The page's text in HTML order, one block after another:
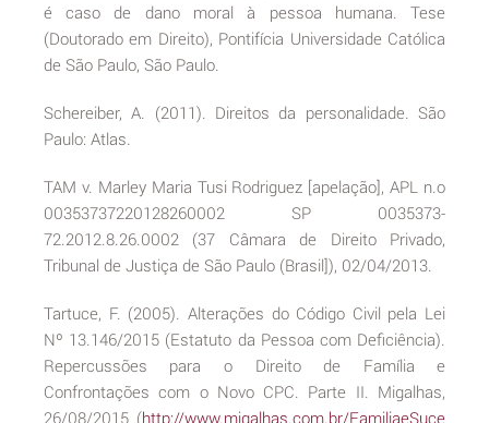
é caso de dano moral à pessoa humana. Tese
(Doutorado em Direito), Pontifícia Universidade Católica
de São Paulo, São Paulo.
Schereiber, A. (2011). Direitos da personalidade. São
Paulo: Atlas.
TAM v. Marley Maria Tusi Rodriguez [apelação], APL n.o
00353737220128260002 SP 0035373-
72.2012.8.26.0002 (37 Câmara de Direito Privado,
Tribunal de Justiça de São Paulo (Brasil]), 02/04/2013.
Tartuce, F. (2005). Alterações do Código Civil pela Lei
Nº 13.146/2015 (Estatuto da Pessoa com Deficiência).
Repercussões para o Direito de Família e
Confrontações com o Novo CPC. Parte II. Migalhas,
26/08/2015 (http://www.migalhas.com.br/FamiliaeSuce